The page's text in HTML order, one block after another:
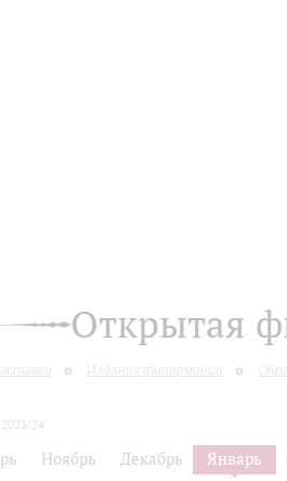
Открытая
Издания филармонии
2023/24
Ноябрь Декабрь Январь